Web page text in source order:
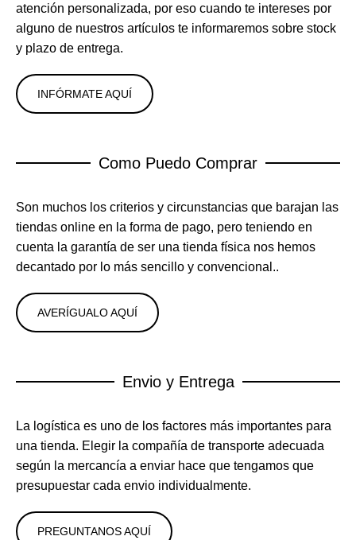
atención personalizada, por eso cuando te intereses por
alguno de nuestros artículos te informaremos sobre stock
y plazo de entrega.
INFÓRMATE AQUÍ
Como Puedo Comprar
Son muchos los criterios y circunstancias que barajan las
tiendas online en la forma de pago, pero teniendo en
cuenta la garantía de ser una tienda física nos hemos
decantado por lo más sencillo y convencional..
AVERÍGUALO AQUÍ
Envio y Entrega
La logística es uno de los factores más importantes para
una tienda. Elegir la compañía de transporte adecuada
según la mercancía a enviar hace que tengamos que
presupuestar cada envio individualmente.
PREGUNTANOS AQUÍ